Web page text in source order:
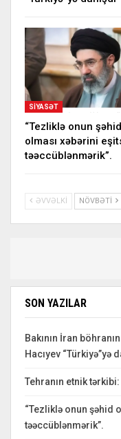
SIYASƏT
“Tezliklə onun şəhid
olması xəbərini
təəccüblənmərik”.
ƏVVƏLKI NÖVBƏTI
SON YAZILAR
Bakının İran
Hacıyev “Türkiyə”yə
Tehranın etnik
“Tezliklə onun şəhid
təəccüblənmərik”.